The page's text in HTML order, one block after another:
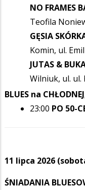
NO FRAMES
Teofila
GĘSIA
Komin, ul.
JUTAS &
Wilniuk, ul. ul.
BLUES na
23:00 PO 50-
11 lipca 2026
ŚNIADANIA